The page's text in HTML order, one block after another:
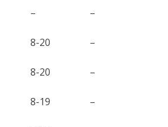
– –
8-20 –
8-20 –
8-19 –